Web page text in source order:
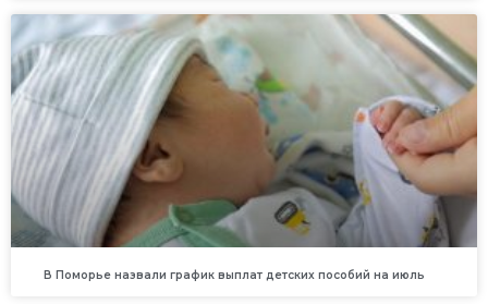
В Поморье назвали график выплат детских пособий на июль